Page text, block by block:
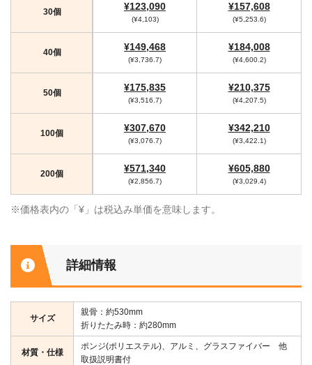
30個 ¥123,090
(¥4,103)
¥157,608
(¥5,253.6)
40個 ¥149,468
(¥3,736.7)
¥184,008
(¥4,600.2)
50個 ¥175,835
(¥3,516.7)
¥210,375
(¥4,207.5)
100個 ¥307,670
(¥3,076.7)
¥342,210
(¥3,422.1)
200個 ¥571,340
(¥2,856.7)
¥605,880
(¥3,029.4)
※価格表内の「¥」は税込み単価を意味します。
詳細情報
サイズ
親骨：約530mm
折りたたみ時：約280mm
材質・仕様
ポンジ(ポリエステル)、アルミ、グラスファイバー 他
取扱説明書付